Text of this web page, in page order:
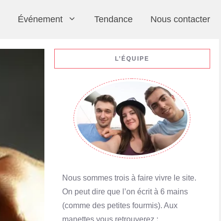
Événement Tendance Nous contacter
L’ÉQUIPE
Nous sommes trois à faire vivre le site.
On peut dire que l’on écrit à 6 mains
(comme des petites fourmis). Aux
manettes vous retrouverez :